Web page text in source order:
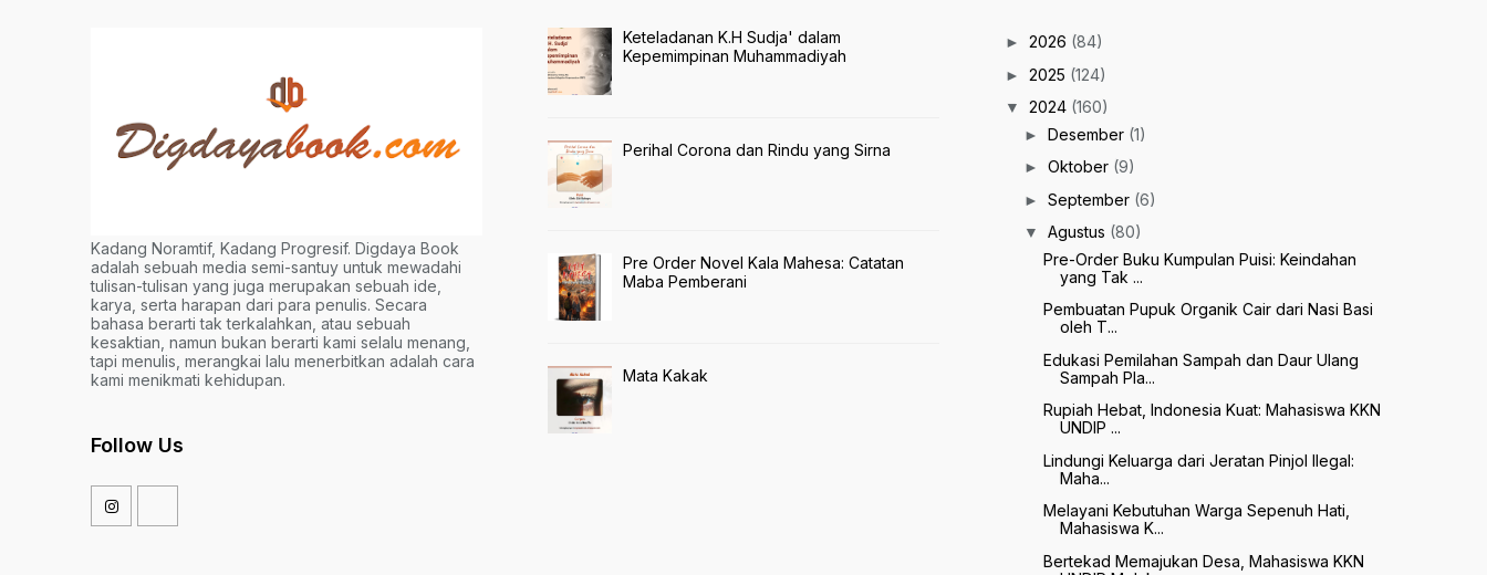
Kadang Noramtif, Kadang Progresif. Digdaya Book
adalah sebuah media semi-santuy untuk mewadahi
tulisan-tulisan yang juga merupakan sebuah ide,
karya, serta harapan dari para penulis. Secara
bahasa berarti tak terkalahkan, atau sebuah
kesaktian, namun bukan berarti kami selalu menang,
tapi menulis, merangkai lalu menerbitkan adalah cara
kami menikmati kehidupan.
Follow Us
Keteladanan K.H Sudja' dalam
Kepemimpinan Muhammadiyah
Perihal Corona dan Rindu yang Sirna
Pre Order Novel Kala Mahesa: Catatan
Maba Pemberani
Mata Kakak
► 2026 (84)
► 2025 (124)
▼ 2024 (160)
► Desember (1)
► Oktober (9)
► September (6)
▼ Agustus (80)
Pre-Order Buku Kumpulan Puisi: Keindahan
yang Tak ...
Pembuatan Pupuk Organik Cair dari Nasi Basi
oleh T...
Edukasi Pemilahan Sampah dan Daur Ulang
Sampah Pla...
Rupiah Hebat, Indonesia Kuat: Mahasiswa KKN
UNDIP ...
Lindungi Keluarga dari Jeratan Pinjol Ilegal:
Maha...
Melayani Kebutuhan Warga Sepenuh Hati,
Mahasiswa K...
Bertekad Memajukan Desa, Mahasiswa KKN